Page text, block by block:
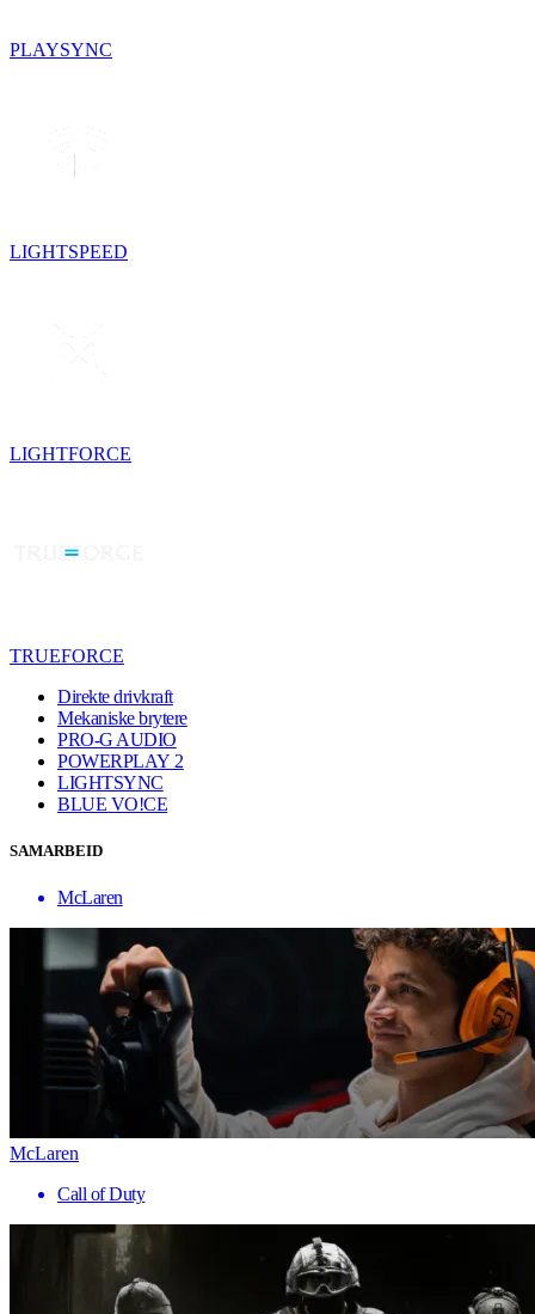
PLAYSYNC
LIGHTSPEED
LIGHTFORCE
TRUEFORCE
Direkte drivkraft
Mekaniske brytere
PRO-G AUDIO
POWERPLAY 2
LIGHTSYNC
BLUE VO!CE
SAMARBEID
McLaren
McLaren
Call of Duty